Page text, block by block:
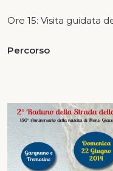
Ore 15: Visita guidata
Percorso